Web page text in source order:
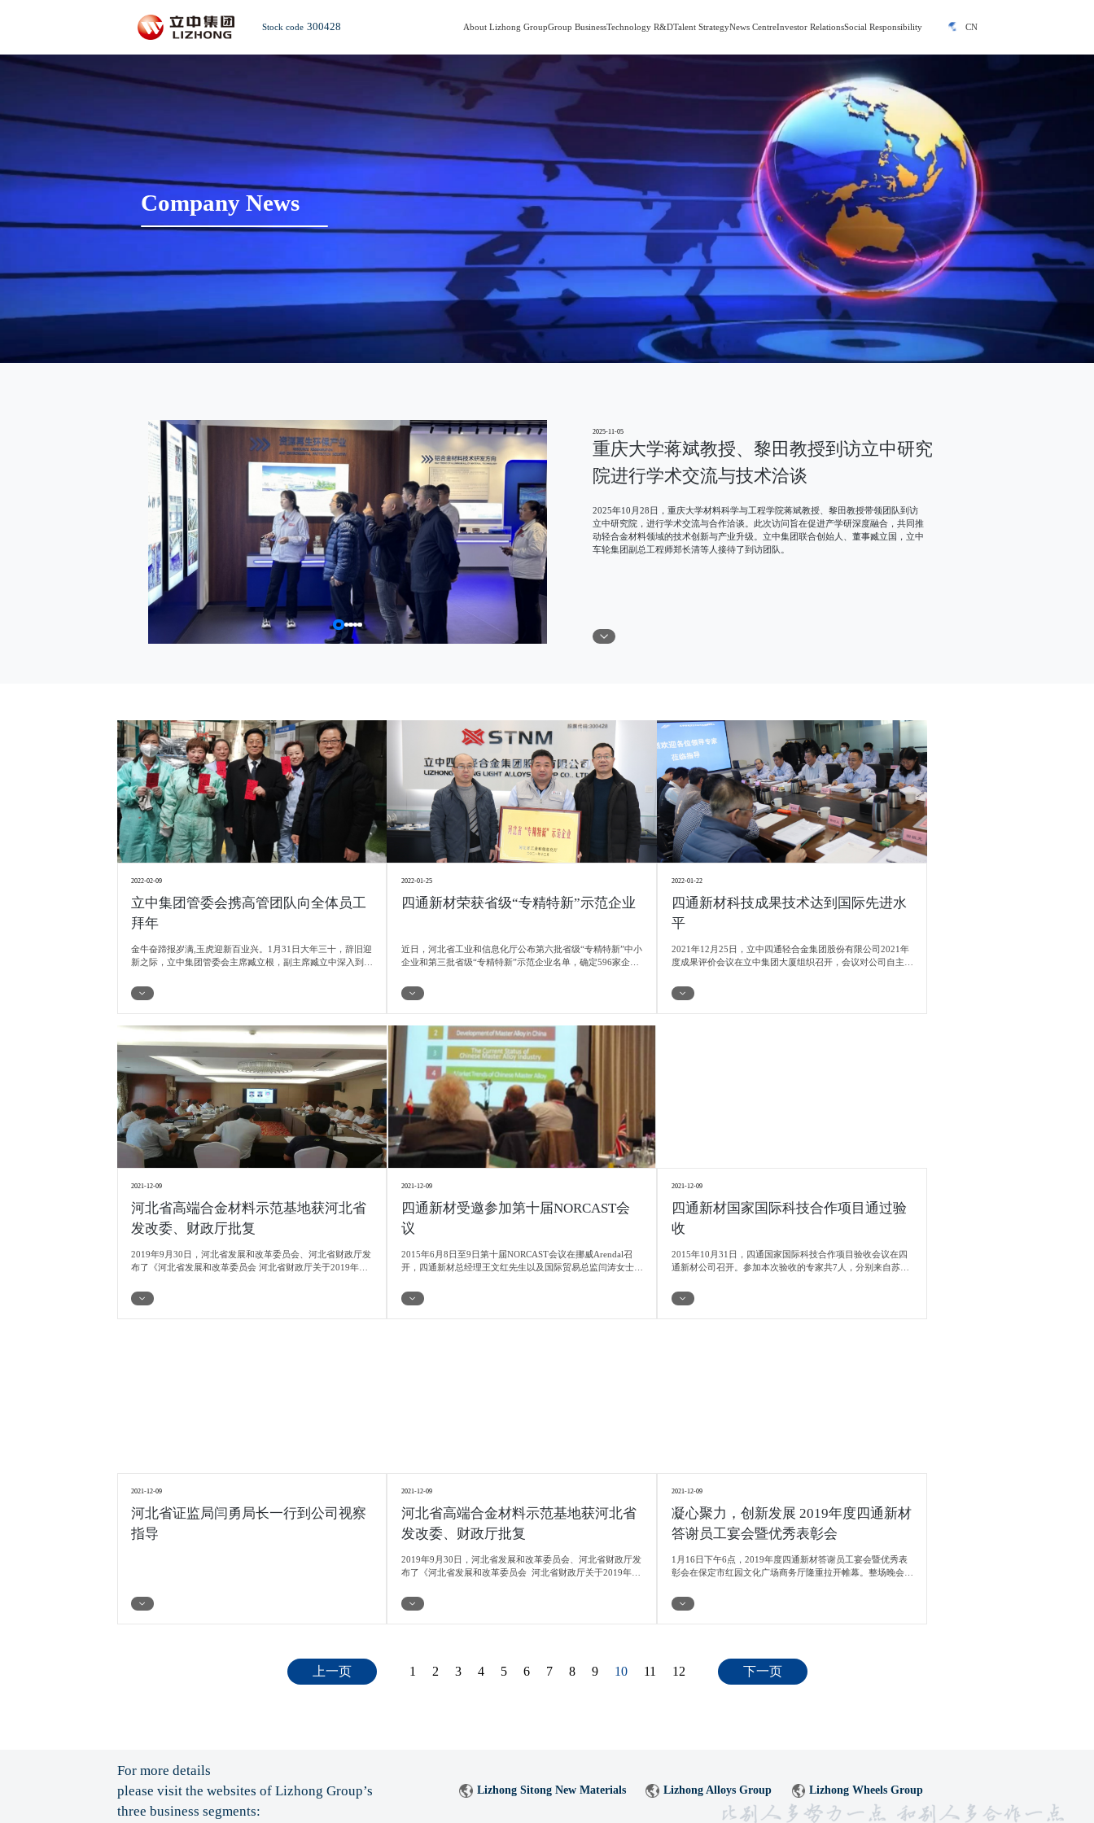
Stock code 300428 About Lizhong GroupGroup BusinessTechnology R&DTalent StrategyNews CentreInvestor RelationsSocial Responsibility CN
Company News
2025-11-05
重庆大学蒋斌教授、黎田教授到访立中研究
院进行学术交流与技术洽谈
2025年10月28日，重庆大学材料科学与工程学院蒋斌教授、黎田教授带领团队到访
立中研究院，进行学术交流与合作洽谈。此次访问旨在促进产学研深度融合，共同推
动轻合金材料领域的技术创新与产业升级。立中集团联合创始人、董事臧立国，立中
车轮集团副总工程师郑长清等人接待了到访团队。
2022-02-09
立中集团管委会携高管团队向全体员工
拜年
金牛奋蹄报岁满,玉虎迎新百业兴。1月31日大年三十，辞旧迎
新之际，立中集团管委会主席臧立根，副主席臧立中深入到集
全生产等情况，为春节坚守岗位的一线干部员工送去了诚挚的
问候和新春的祝福。
2022-01-25
四通新材荣获省级“专精特新”示范企业
近日，河北省工业和信息化厅公布第六批省级“专精特新”中小
企业和第三批省级“专精特新”示范企业名单，确定596家企业
北省“专精特新”示范企业。
2022-01-22
四通新材科技成果技术达到国际先进水
平
2021年12月25日，立中四通轻合金集团股份有限公司2021年
度成果评价会议在立中集团大厦组织召开，会议对公司自主研
MoAl60:40合金、STNM.高含量速溶Fe90Al5F5添加剂、
STNM.X射线荧光光谱仪检测铝锆中间、STNM.铝合金轮毂用
2021-12-09
河北省高端合金材料示范基地获河北省
发改委、财政厅批复
2019年9月30日，河北省发展和改革委员会、河北省财政厅发
布了《河北省发展和改革委员会 河北省财政厅关于2019年省
〔2019〕361号，同意依托17家省级以上开发区，在战略性新
兴产业8大领域的二级细分领域建设17家河北省战略性新兴产
2021-12-09
四通新材受邀参加第十届NORCAST会
议
2015年6月8日至9日第十届NORCAST会议在挪威Arendal召
开，四通新材总经理王文红先生以及国际贸易总监闫涛女士受
行业做了主题为“中间合金及晶粒细化剂” 的报告，报告介绍
了中间合金在中国的生产现状、产能、创新与发展以及在国内
2021-12-09
四通新材国家国际科技合作项目通过验
收
2015年10月31日，四通国家国际科技合作项目验收会议在四
通新材公司召开。参加本次验收的专家共7人，分别来自苏州
北京航空材料研究院、钢铁研究总院、河北工业大学、河北省
机械科学研究设计院等单位。另外，河北省科技厅领导及保定
2021-12-09
河北省证监局闫勇局长一行到公司视察
指导
2021-12-09
河北省高端合金材料示范基地获河北省
发改委、财政厅批复
2019年9月30日，河北省发展和改革委员会、河北省财政厅发
布了《河北省发展和改革委员会 河北省财政厅关于2019年省
〔2019〕361号，同意依托17家省级以上开发区，在战略性新
兴产业8大领域的二级细分领域建设17家河北省战略性新兴产
2021-12-09
凝心聚力，创新发展 2019年度四通新材
答谢员工宴会暨优秀表彰会
1月16日下午6点，2019年度四通新材答谢员工宴会暨优秀表
彰会在保定市红园文化广场商务厅隆重拉开帷幕。整场晚会围
括总经理致辞、董事长宣贯集团发展史及未来发展规划、优秀
员工表彰、员工文艺汇演以及现场抽奖和有奖知识竞答五个环
上一页 1 2 3 4 5 6 7 8 9 10 11 12 下一页
For more details
please visit the websites of Lizhong Group’s
three business segments:
Lizhong Sitong New Materials Lizhong Alloys Group Lizhong Wheels Group